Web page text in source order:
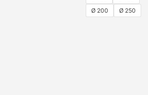
Ø 200
Ø 250